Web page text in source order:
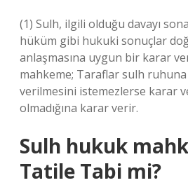
(1) Sulh, ilgili olduğu davayı
hüküm gibi hukuki sonuçlar
anlaşmasına uygun bir karar
mahkeme; Taraflar sulh
verilmesini istemezlerse karar
olmadığına karar verir.
Sulh hukuk
Tatile Tabi mi?